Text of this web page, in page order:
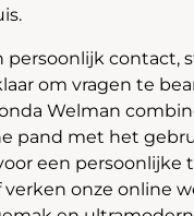
persoonlijk contact,
om vragen te
Welman
pand met het
een persoonlijke
onze online